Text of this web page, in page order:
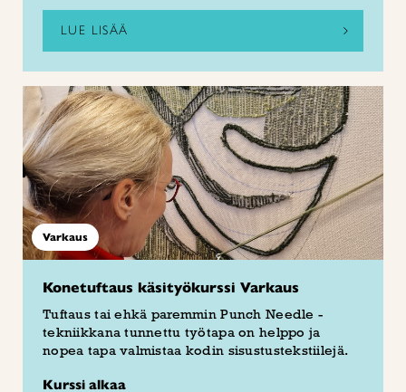
LUE LISÄÄ
Varkaus
Konetuftaus käsityökurssi Varkaus
Tuftaus tai ehkä paremmin Punch Needle -
tekniikkana tunnettu työtapa on helppo ja
nopea tapa valmistaa kodin sisustustekstiilejä.
Kurssi alkaa